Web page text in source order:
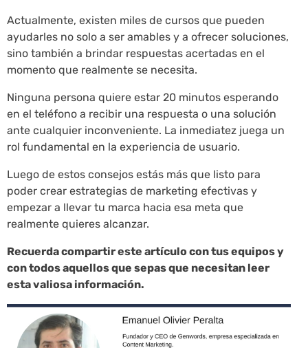
Actualmente, existen miles de cursos que pueden
ayudarles no solo a ser amables y a ofrecer soluciones,
sino también a brindar respuestas acertadas en el
momento que realmente se necesita.
Ninguna persona quiere estar 20 minutos esperando
en el teléfono a recibir una respuesta o una solución
ante cualquier inconveniente. La inmediatez juega un
rol fundamental en la experiencia de usuario.
Luego de estos consejos estás más que listo para
poder crear estrategias de marketing efectivas y
empezar a llevar tu marca hacia esa meta que
realmente quieres alcanzar.
Recuerda compartir este artículo con tus equipos y
con todos aquellos que sepas que necesitan leer
esta valiosa información.